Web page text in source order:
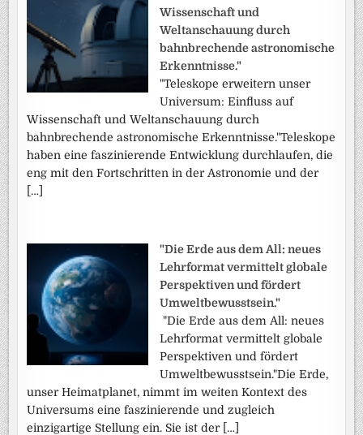
Wissenschaft und
Weltanschauung durch
bahnbrechende astronomische
Erkenntnisse."
"Teleskope erweitern unser
Universum: Einfluss auf
Wissenschaft und Weltanschauung durch
bahnbrechende astronomische Erkenntnisse."Teleskope
haben eine faszinierende Entwicklung durchlaufen, die
eng mit den Fortschritten in der Astronomie und der
[…]
"Die Erde aus dem All: neues
Lehrformat vermittelt globale
Perspektiven und fördert
Umweltbewusstsein."
"Die Erde aus dem All: neues
Lehrformat vermittelt globale
Perspektiven und fördert
Umweltbewusstsein."Die Erde,
unser Heimatplanet, nimmt im weiten Kontext des
Universums eine faszinierende und zugleich
einzigartige Stellung ein. Sie ist der […]